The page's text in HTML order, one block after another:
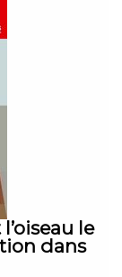
le
dans